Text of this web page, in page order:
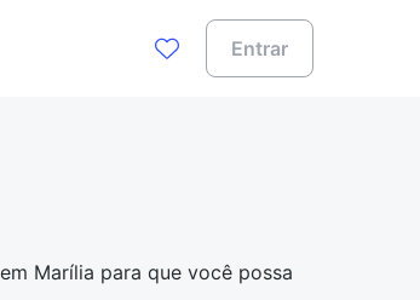
Entrar
Marília para que você possa